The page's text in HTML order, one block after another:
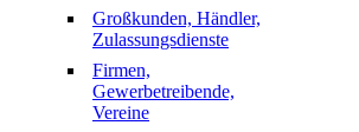
Großkunden, Händler,
Zulassungsdienste
Firmen,
Gewerbetreibende,
Vereine